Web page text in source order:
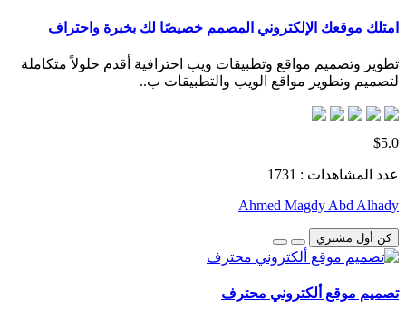
امتلك موقعك الإلكتروني المصمم خصيصًا لك بخبرة واحتراف
تطوير وتصميم مواقع وتطبيقات ويب احترافية أقدم حلولاً متكاملة
لتصميم وتطوير مواقع الويب والتطبيقات ب..
$5.0
عدد المشاهدات : 1731
Ahmed Magdy Abd Alhady
كن أول مشتري
تصميم موقع ألكتروني محترف